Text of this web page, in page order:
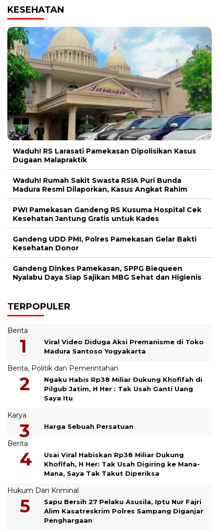
KESEHATAN
Waduh! RS Larasati Pamekasan Dipolisikan Kasus
Dugaan Malapraktik
Waduh! Rumah Sakit Swasta RSIA Puri Bunda
Madura Resmi Dilaporkan, Kasus Angkat Rahim
PWI Pamekasan Gandeng RS Kusuma Hospital Cek
Kesehatan Jantung Gratis untuk Kades
Gandeng UDD PMI, Polres Pamekasan Gelar Bakti
Kesehatan Donor
Gandeng Dinkes Pamekasan, SPPG Biequeen
Nyalabu Daya Siap Sajikan MBG Sehat dan Higienis
TERPOPULER
Berita
Viral Video Diduga Aksi Premanisme di Toko
Madura Santoso Yogyakarta
Berita, Politik dan Pemerintahan
Ngaku Habis Rp38 Miliar Dukung Khofifah di
Pilgub Jatim, H Her : Tak Usah Ganti Uang
Saya Itu
Karya
Harga Sebuah Persatuan
Berita
Usai Viral Habiskan Rp38 Miliar Dukung
Khofifah, H Her: Tak Usah Digiring ke Mana-
Mana, Saya Tak Takut Diperiksa
Hukum Dan Kriminal
Sapu Bersih 27 Pelaku Asusila, Iptu Nur Fajri
Alim Kasatreskrim Polres Sampang Diganjar
Penghargaan